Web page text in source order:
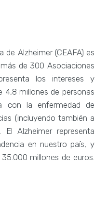
de Alzheimer (CEAFA) es
de 300 Asociaciones
los intereses y
4,8 millones de personas
con la enfermedad de
(incluyendo también a
El Alzheimer representa
en nuestro país, y
millones de euros.